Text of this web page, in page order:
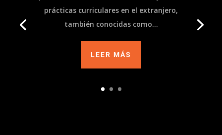
prácticas curriculares en el extranjero,
también conocidas como...
LEER MÁS